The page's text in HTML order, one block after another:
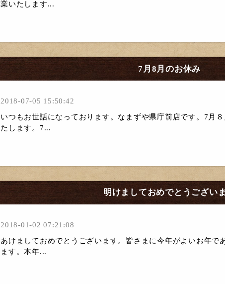
業いたします...
7月8月のお休み
2018-07-05 15:50:42
いつもお世話になっております。なまずや県庁前店です。7月
たします。7...
明けましておめでとうござい
2018-01-02 07:21:08
あけましておめでとうございます。皆さまに今年がよいお年で
ます。本年...